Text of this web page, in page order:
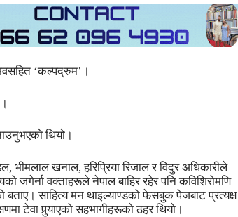
‘कल्पद्रुम’।
थियो।
खनाल, हरिप्रिया रिजाल र विदुर अधिकारीले
जगेर्ना वक्ताहरूले नेपाल बाहिर रहेर पनि कविशिरोमणि
बताए। साहित्य मन थाइल्याण्डको फेसबुक पेजबाट प्रत्यक्ष
टेवा पुर्‍याएको सहभागीहरूको ठहर थियो।